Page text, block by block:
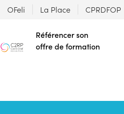
OFeli La Place CPRDFOP
Référencer son
offre de formation